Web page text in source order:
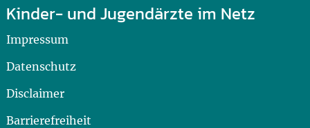
Kinder- und Jugendärzte im Netz
Impressum
Datenschutz
Disclaimer
Barrierefreiheit